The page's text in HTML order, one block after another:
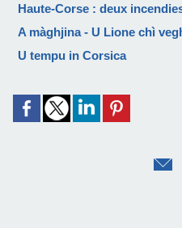
Haute-Corse : deux
A màghjina - U Lione chì
U tempu in Corsica